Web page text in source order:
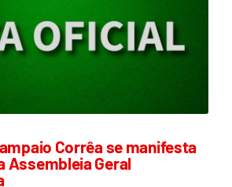
Corrêa se manifesta
Assembleia Geral